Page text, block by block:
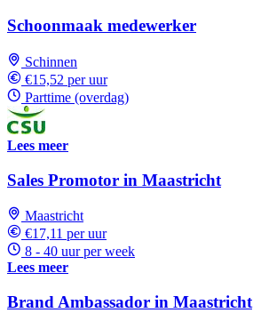
Schoonmaak medewerker
Schinnen
€15,52 per uur
Parttime (overdag)
Lees meer
Sales Promotor in Maastricht
Maastricht
€17,11 per uur
8 - 40 uur per week
Lees meer
Brand Ambassador in Maastricht